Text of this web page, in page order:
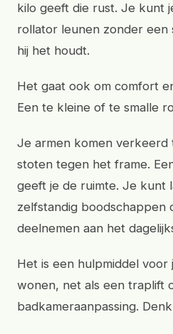
kilo geeft die rust. Je kunt
rollator leunen zonder
hij het houdt.
Het gaat ook om comfort
Een te kleine of te smalle
Je armen komen verkeerd
stoten tegen het frame.
geeft je de ruimte. Je kunt
zelfstandig boodschappen
deelnemen aan het
Het is een hulpmiddel
wonen, net als een traplift
badkameraanpassing.